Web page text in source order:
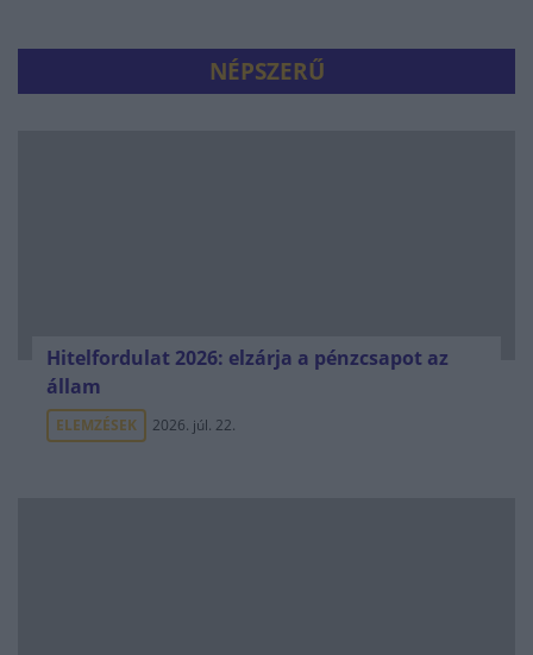
NÉPSZERŰ
Hitelfordulat 2026: elzárja a pénzcsapot az
állam
ELEMZÉSEK 2026. júl. 22.